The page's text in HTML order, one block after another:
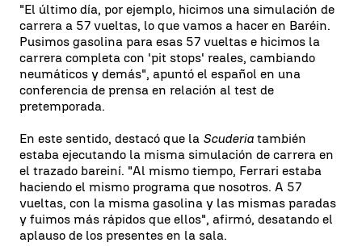
"El último día, por ejemplo, hicimos una simulación de
carrera a 57 vueltas, lo que vamos a hacer en Baréin.
Pusimos gasolina para esas 57 vueltas e hicimos la
carrera completa con 'pit stops' reales, cambiando
neumáticos y demás", apuntó el español en una
conferencia de prensa en relación al test de
pretemporada.
En este sentido, destacó que la Scuderia también
estaba ejecutando la misma simulación de carrera en
el trazado bareiní. "Al mismo tiempo, Ferrari estaba
haciendo el mismo programa que nosotros. A 57
vueltas, con la misma gasolina y las mismas paradas
y fuimos más rápidos que ellos", afirmó, desatando el
aplauso de los presentes en la sala.